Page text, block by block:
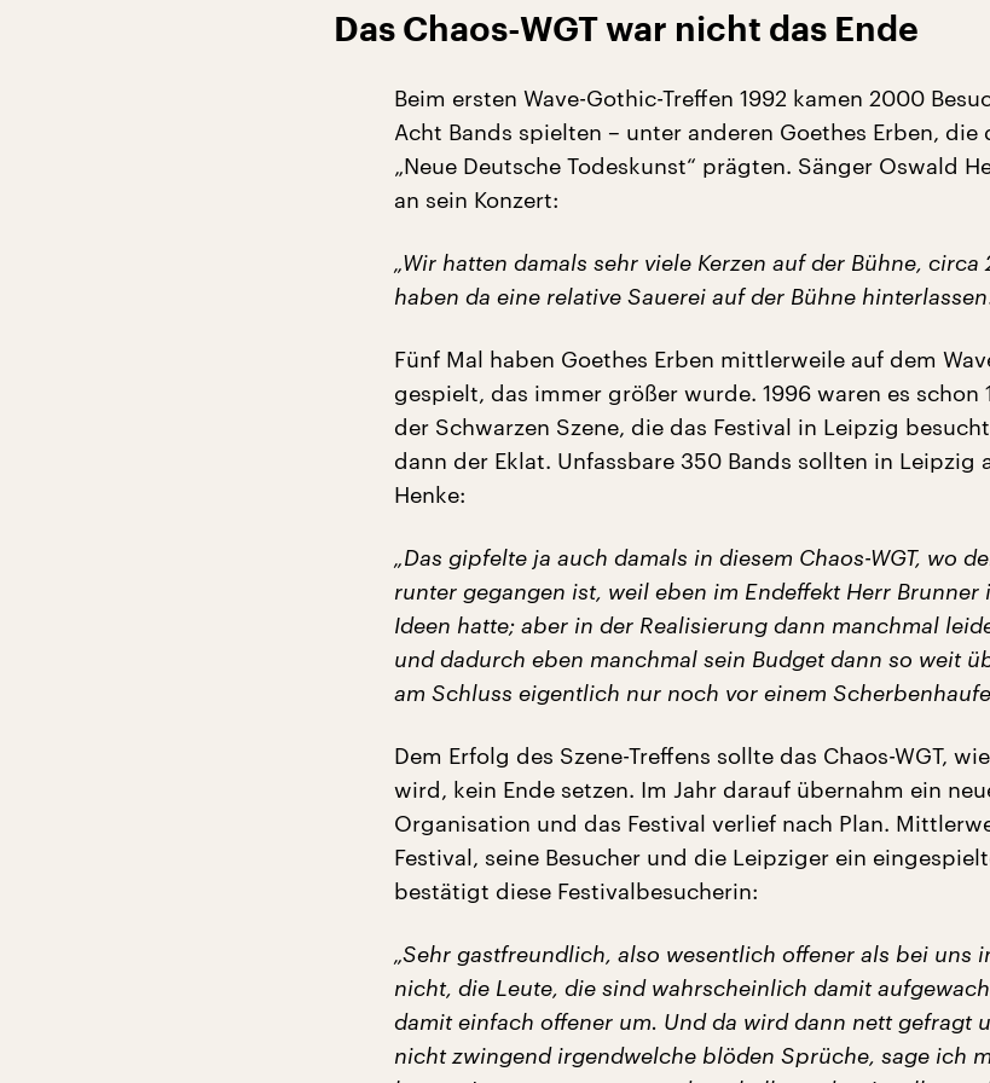
Das Chaos-WGT war nicht das Ende
Beim ersten Wave-Gothic-Treffen 1992 kamen 2000
Acht Bands spielten – unter anderen Goethes Erben, die
„Neue Deutsche Todeskunst“ prägten. Sänger Oswald
an sein Konzert:
„Wir hatten damals sehr viele Kerzen auf der Bühne,
haben da eine relative Sauerei auf der Bühne hinterlassen
Fünf Mal haben Goethes Erben mittlerweile auf dem
gespielt, das immer größer wurde. 1996 waren es schon
der Schwarzen Szene, die das Festival in Leipzig
dann der Eklat. Unfassbare 350 Bands sollten in Leipzig
Henke:
„Das gipfelte ja auch damals in diesem Chaos-WGT, wo
runter gegangen ist, weil eben im Endeffekt Herr Brunner
Ideen hatte; aber in der Realisierung dann manchmal
und dadurch eben manchmal sein Budget dann so weit
am Schluss eigentlich nur noch vor einem
Dem Erfolg des Szene-Treffens sollte das Chaos-WGT,
wird, kein Ende setzen. Im Jahr darauf übernahm ein
Organisation und das Festival verlief nach Plan.
Festival, seine Besucher und die Leipziger ein
bestätigt diese Festivalbesucherin:
„Sehr gastfreundlich, also wesentlich offener als bei uns
nicht, die Leute, die sind wahrscheinlich damit
damit einfach offener um. Und da wird dann nett gefragt
nicht zwingend irgendwelche blöden Sprüche, sage ich